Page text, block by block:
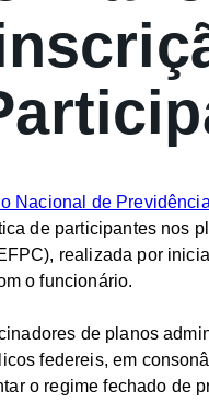
Nacional de
de participantes nos
realizada por
o funcionário.
de planos
federeis, em
o regime fechado de